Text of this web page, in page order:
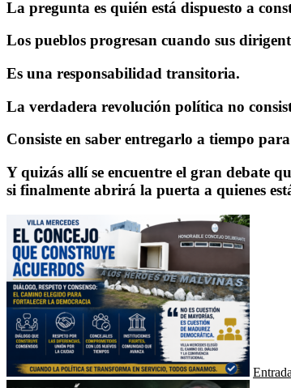
La pregunta es quién está dispuesto a
Los pueblos progresan cuando sus
Es una responsabilidad transitoria.
La verdadera revolución política no
Consiste en saber entregarlo a tiempo
Y quizás allí se encuentre el gran debate
si finalmente abrirá la puerta a quienes